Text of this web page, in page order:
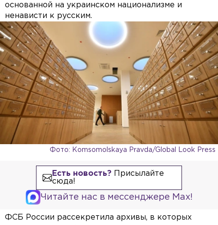
основанной на украинском национализме и
ненависти к русским.
Фото: Komsomolskaya Pravda/Global Look Press
Есть новость?Присылайте
сюда!
Читайте нас в мессенджере Max!
ФСБ России рассекретила архивы, в которых